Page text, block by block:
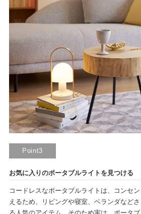
Point3
お気に入りのポータブルライトを見つける
コードレスなポータブルライトは、コンセ
えるため、リビングや寝室、ベランダなど